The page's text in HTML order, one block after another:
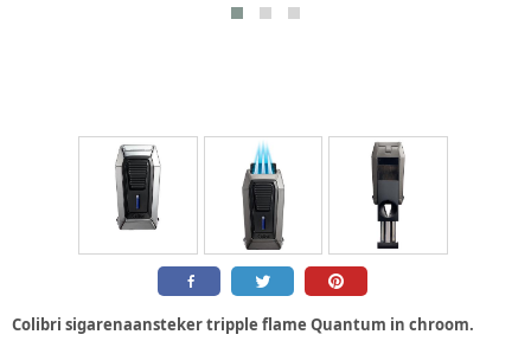
Colibri sigarenaansteker tripple flame Quantum in chroom.